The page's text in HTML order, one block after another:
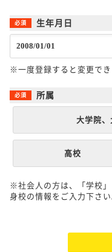
生年月日
※一度登録すると変更でき
所属
大学院、
高校
※社会人の方は、「学校
身校の情報をご入力下さい